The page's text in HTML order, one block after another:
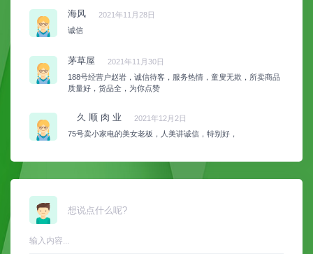
海风
2021年11月28日
诚信
茅草屋
2021年11月30日
188号经营户赵岩，诚信待客，服务热情，童叟无欺，所卖商品
质量好，货品全，为你点赞
久 顺 肉 业
2021年12月2日
75号卖小家电的美女老板，人美讲诚信，特别好，
想说点什么呢?